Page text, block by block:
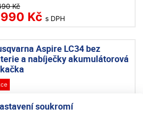
soukromí
Kč
Kč s DPH
Aspire LC34 bez
a nabíječky akumulátorová